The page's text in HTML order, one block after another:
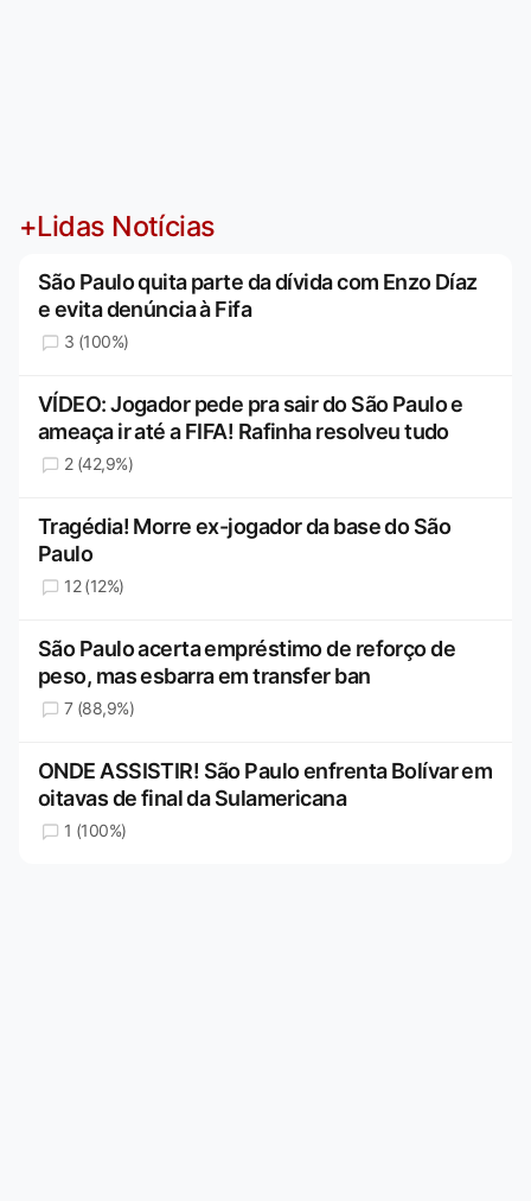
+Lidas Notícias
São Paulo quita parte da dívida com Enzo Díaz
e evita denúncia à Fifa
3 (100%)
VÍDEO: Jogador pede pra sair do São Paulo e
ameaça ir até a FIFA! Rafinha resolveu tudo
2 (42,9%)
Tragédia! Morre ex-jogador da base do São
Paulo
12 (12%)
São Paulo acerta empréstimo de reforço de
peso, mas esbarra em transfer ban
7 (88,9%)
ONDE ASSISTIR! São Paulo enfrenta Bolívar em
oitavas de final da Sulamericana
1 (100%)